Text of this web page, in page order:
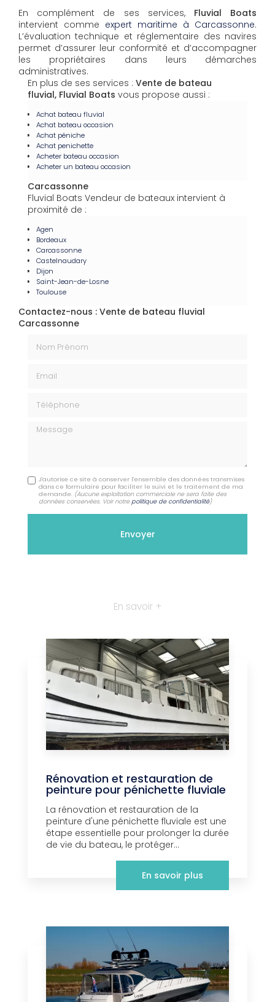
En complément de ses services, Fluvial Boats
intervient comme expert maritime à Carcassonne.
L’évaluation technique et réglementaire des navires
permet d’assurer leur conformité et d’accompagner
les propriétaires dans leurs démarches
administratives.
En plus de ses services : Vente de bateau
fluvial, Fluvial Boats vous propose aussi :
Achat bateau fluvial
Achat bateau occasion
Achat péniche
Achat penichette
Acheter bateau occasion
Acheter un bateau occasion
Carcassonne
Fluvial Boats Vendeur de bateaux intervient à
proximité de :
Agen
Bordeaux
Carcassonne
Castelnaudary
Dijon
Saint-Jean-de-Losne
Toulouse
Contactez-nous : Vente de bateau fluvial
Carcassonne
Message
J'autorise ce site à conserver l'ensemble des données transmises
dans ce formulaire pour faciliter le suivi et le traitement de ma
demande. (Aucune exploitation commerciale ne sera faite des
données conservées. Voir notrepolitique de confidentialité)
En savoir +
Rénovation et restauration de
peinture pour pénichette fluviale
La rénovation et restauration de la
peinture d'une pénichette fluviale est une
étape essentielle pour prolonger la durée
de vie du bateau, le protéger...
En savoir plus